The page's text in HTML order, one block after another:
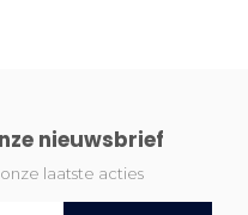
nieuwsbrief
laatste acties